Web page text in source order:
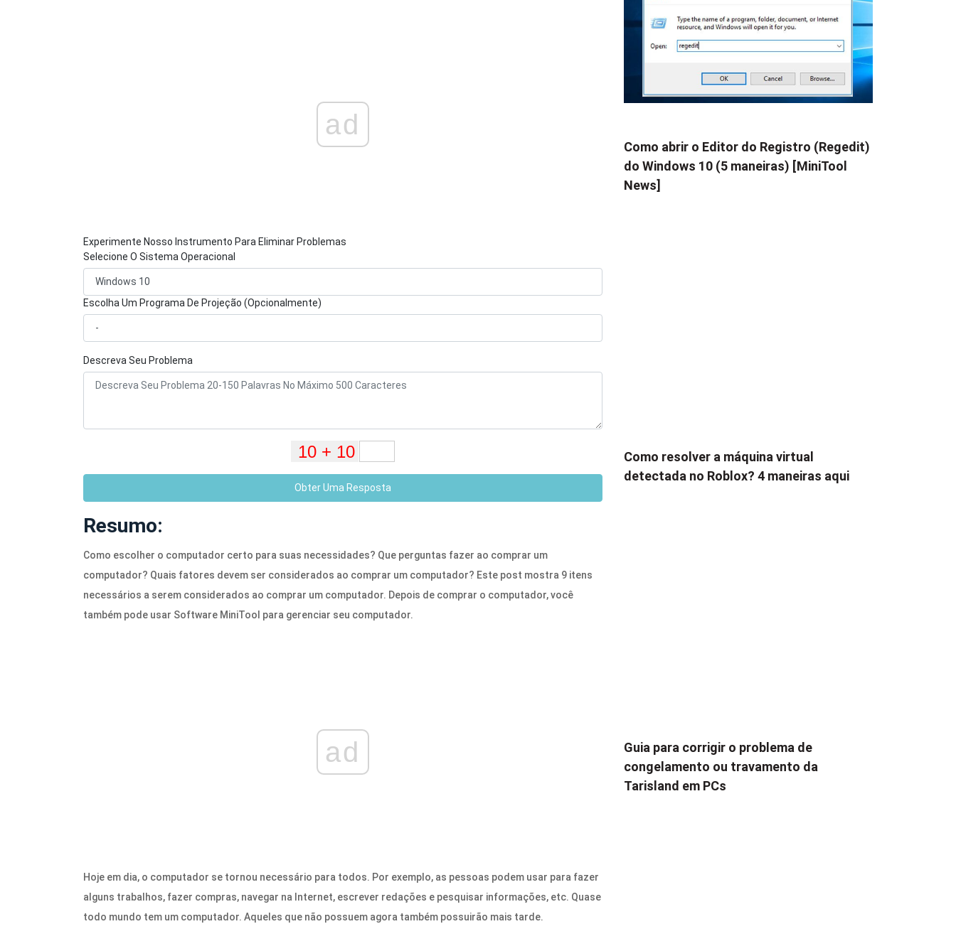
ad
Experimente Nosso Instrumento Para Eliminar Problemas
Selecione O Sistema Operacional
Escolha Um Programa De Projeção (Opcionalmente)
Descreva Seu Problema
Obter Uma Resposta
Resumo:
Como escolher o computador certo para suas necessidades? Que perguntas fazer ao comprar um
computador? Quais fatores devem ser considerados ao comprar um computador? Este post mostra 9 itens
necessários a serem considerados ao comprar um computador. Depois de comprar o computador, você
também pode usar Software MiniTool para gerenciar seu computador.
ad
Hoje em dia, o computador se tornou necessário para todos. Por exemplo, as pessoas podem usar para fazer
alguns trabalhos, fazer compras, navegar na Internet, escrever redações e pesquisar informações, etc. Quase
todo mundo tem um computador. Aqueles que não possuem agora também possuirão mais tarde.
Como abrir o Editor do Registro (Regedit)
do Windows 10 (5 maneiras) [MiniTool
News]
Como resolver a máquina virtual
detectada no Roblox? 4 maneiras aqui
Guia para corrigir o problema de
congelamento ou travamento da
Tarisland em PCs